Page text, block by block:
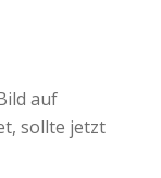
auf
sollte jetzt